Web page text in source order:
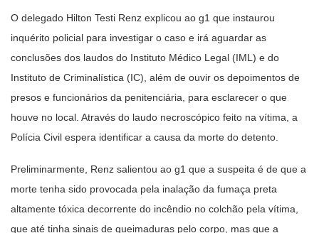
O delegado Hilton Testi Renz explicou ao g1 que instaurou
inquérito policial para investigar o caso e irá aguardar as
conclusões dos laudos do Instituto Médico Legal (IML) e do
Instituto de Criminalística (IC), além de ouvir os depoimentos de
presos e funcionários da penitenciária, para esclarecer o que
houve no local. Através do laudo necroscópico feito na vítima, a
Polícia Civil espera identificar a causa da morte do detento.
Preliminarmente, Renz salientou ao g1 que a suspeita é de que a
morte tenha sido provocada pela inalação da fumaça preta
altamente tóxica decorrente do incêndio no colchão pela vítima,
que até tinha sinais de queimaduras pelo corpo, mas que a